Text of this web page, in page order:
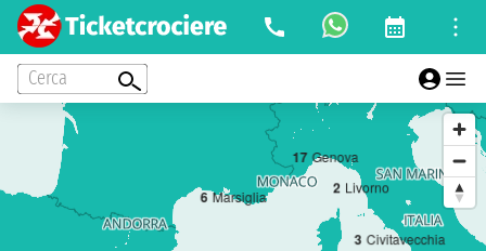
Cerca
17 Genova
2 Livorno
3 Civitavecchia
6 Marsiglia